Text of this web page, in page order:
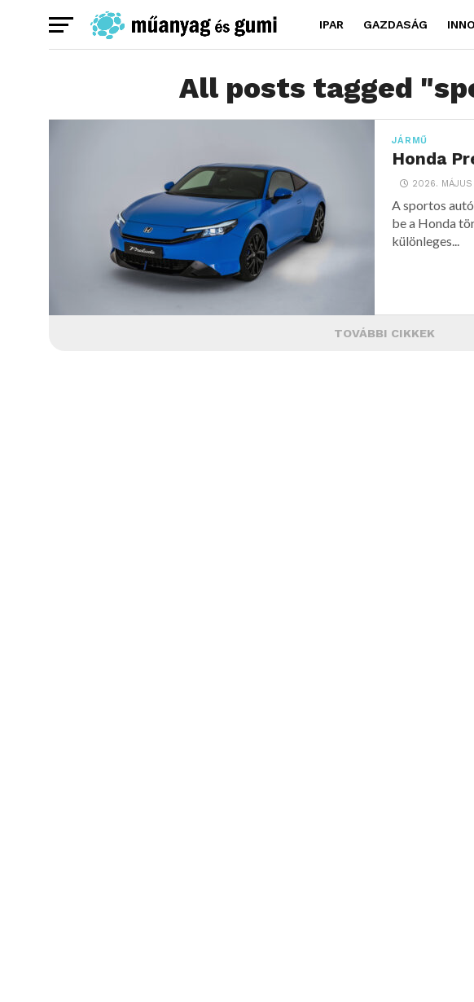
IPAR GAZDASÁG
All posts tagged
JÁRMŰ
Honda
2026.
A sportos
be a Honda
különleges...
TOVÁBBI CIKKEK